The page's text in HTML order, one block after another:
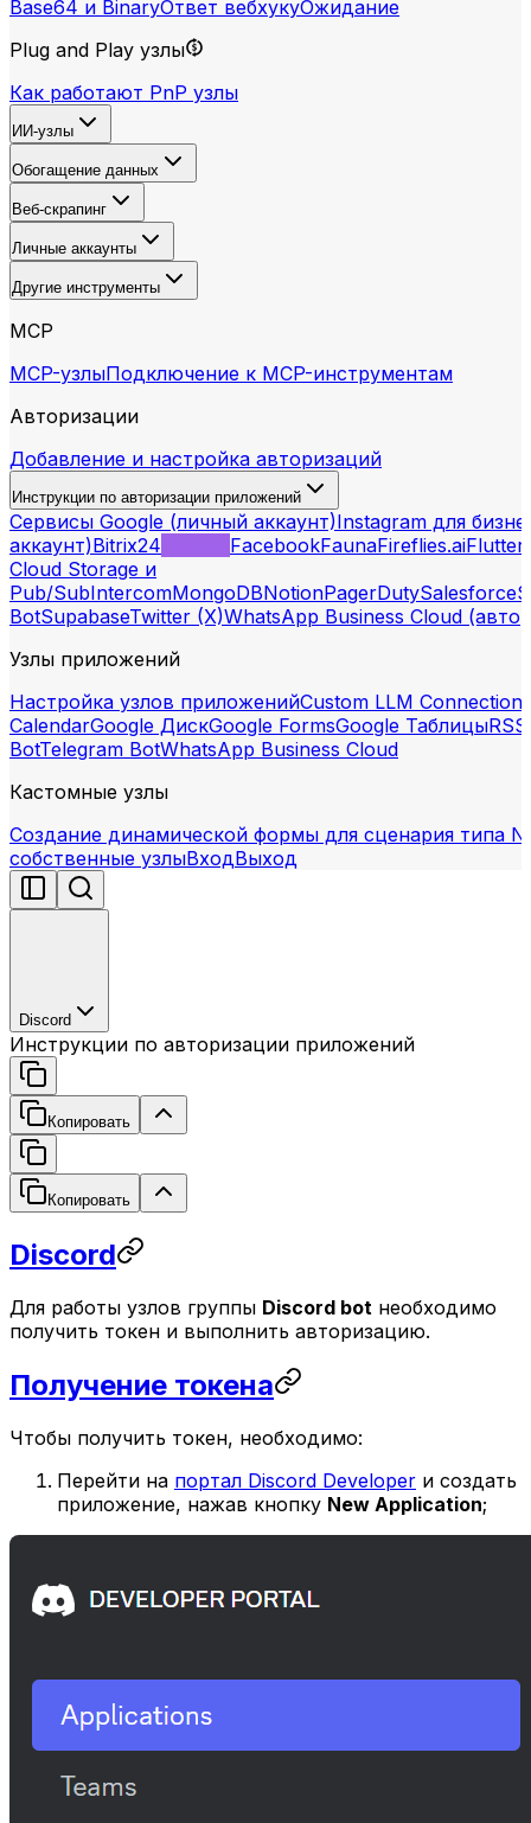
Base64 и BinaryОтвет вебхукуОжидание
Plug and Play узлы
Как работают PnP узлы
ИИ-узлы
Обогащение данных
Веб-скрапинг
Личные аккаунты
Другие инструменты
MCP
MCP-узлыПодключение к MCP-инструментам
Авторизации
Добавление и настройка авторизаций
Инструкции по авторизации приложений
Сервисы Google (личный аккаунт)Instagram для
аккаунт)Bitrix24 FacebookFaunaFireflies.ai
Cloud Storage и
Pub/SubIntercomMongoDBNotionPagerDutySalesforce
BotSupabaseTwitter (X)WhatsApp Business Cloud
Узлы приложений
Настройка узлов приложенийCustom LLM Connection
CalendarGoogle ДискGoogle FormsGoogle ТаблицыRSS
BotTelegram BotWhatsApp Business Cloud
Кастомные узлы
Создание динамической формы для сценария типа
собственные узлыВходВыход
Discord
Инструкции по авторизации приложений
Копировать
Копировать
Discord
Для работы узлов группы Discord bot необходимо
получить токен и выполнить авторизацию.
Получение токена
Чтобы получить токен, необходимо:
Перейти на портал Discord Developer и создать
приложение, нажав кнопку New Application;